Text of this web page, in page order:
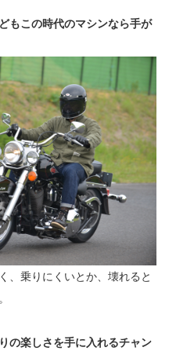
もこの時代のマシンなら手が
、乗りにくいとか、壊れると
の楽しさを手に入れるチャン